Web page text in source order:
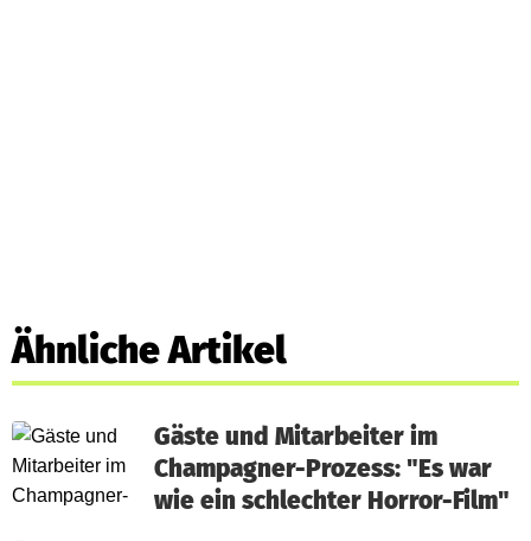
Ähnliche Artikel
Gäste und Mitarbeiter im
Champagner-Prozess: "Es war
wie ein schlechter Horror-Film"